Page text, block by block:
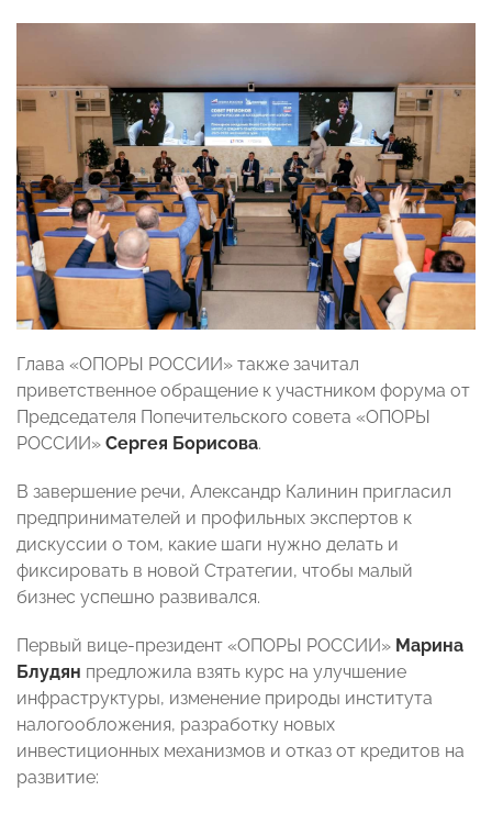
Глава «ОПОРЫ РОССИИ» также зачитал
приветственное обращение к участником форума от
Председателя Попечительского совета «ОПОРЫ
РОССИИ» Сергея Борисова.
В завершение речи, Александр Калинин пригласил
предпринимателей и профильных экспертов к
дискуссии о том, какие шаги нужно делать и
фиксировать в новой Стратегии, чтобы малый
бизнес успешно развивался.
Первый вице-президент «ОПОРЫ РОССИИ» Марина
Блудян предложила взять курс на улучшение
инфраструктуры, изменение природы института
налогообложения, разработку новых
инвестиционных механизмов и отказ от кредитов на
развитие: